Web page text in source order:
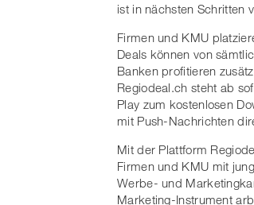
ist in nächsten Schritten
Firmen und KMU
Deals können von
Banken profitieren
Regiodeal.ch steht ab
Play zum kostenlosen
mit Push-Nachrichten
Mit der Plattform
Firmen und KMU mit
Werbe- und
Marketing-Instrument